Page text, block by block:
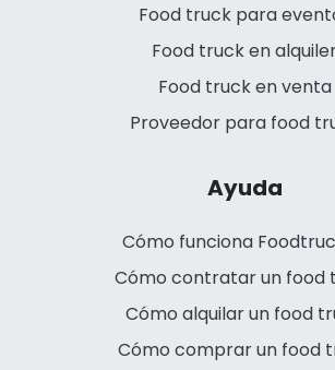
Food truck para
Food truck en
Food truck en venta
Proveedor para food
Ayuda
Cómo funciona
Cómo contratar un food
Cómo alquilar un food
Cómo comprar un food